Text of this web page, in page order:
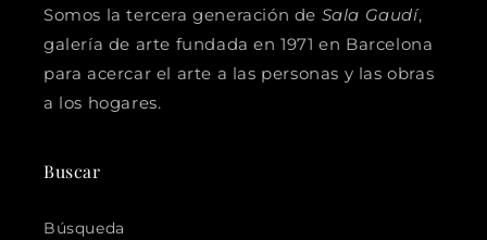
Somos la tercera generación de Sala Gaudí,
galería de arte fundada en 1971 en Barcelona
para acercar el arte a las personas y las obras
a los hogares.
Buscar
Búsqueda